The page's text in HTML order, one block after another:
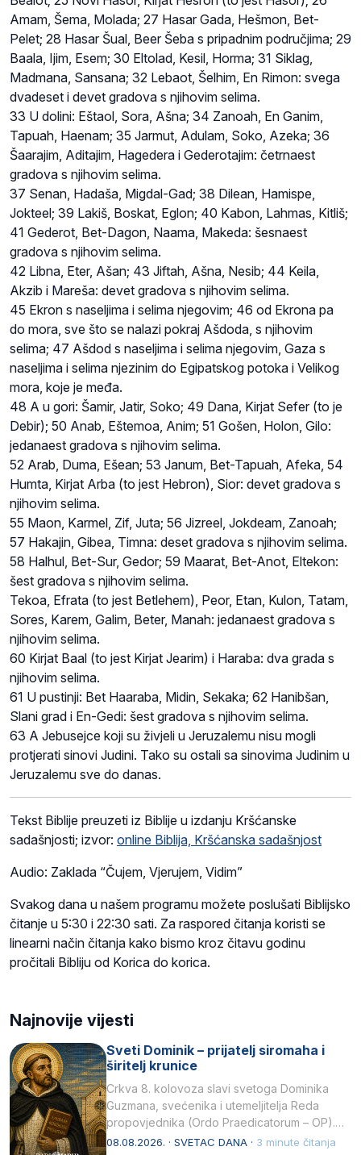
Amam, Šema, Molada; 27 Hasar Gada, Hešmon, Bet-
Pelet; 28 Hasar Šual, Beer Šeba s pripadnim područjima; 29
Baala, Ijim, Esem; 30 Eltolad, Kesil, Horma; 31 Siklag,
Madmana, Sansana; 32 Lebaot, Šelhim, En Rimon: svega
dvadeset i devet gradova s njihovim selima.
33 U dolini: Eštaol, Sora, Ašna; 34 Zanoah, En Ganim,
Tapuah, Haenam; 35 Jarmut, Adulam, Soko, Azeka; 36
Šaarajim, Aditajim, Hagedera i Gederotajim: četrnaest
gradova s njihovim selima.
37 Senan, Hadaša, Migdal-Gad; 38 Dilean, Hamispe,
Jokteel; 39 Lakiš, Boskat, Eglon; 40 Kabon, Lahmas, Kitliš;
41 Gederot, Bet-Dagon, Naama, Makeda: šesnaest
gradova s njihovim selima.
42 Libna, Eter, Ašan; 43 Jiftah, Ašna, Nesib; 44 Keila,
Akzib i Mareša: devet gradova s njihovim selima.
45 Ekron s naseljima i selima njegovim; 46 od Ekrona pa
do mora, sve što se nalazi pokraj Ašdoda, s njihovim
selima; 47 Ašdod s naseljima i selima njegovim, Gaza s
naseljima i selima njezinim do Egipatskog potoka i Velikog
mora, koje je međa.
48 A u gori: Šamir, Jatir, Soko; 49 Dana, Kirjat Sefer (to je
Debir); 50 Anab, Eštemoa, Anim; 51 Gošen, Holon, Gilo:
jedanaest gradova s njihovim selima.
52 Arab, Duma, Ešean; 53 Janum, Bet-Tapuah, Afeka, 54
Humta, Kirjat Arba (to jest Hebron), Sior: devet gradova s
njihovim selima.
55 Maon, Karmel, Zif, Juta; 56 Jizreel, Jokdeam, Zanoah;
57 Hakajin, Gibea, Timna: deset gradova s njihovim selima.
58 Halhul, Bet-Sur, Gedor; 59 Maarat, Bet-Anot, Eltekon:
šest gradova s njihovim selima.
Tekoa, Efrata (to jest Betlehem), Peor, Etan, Kulon, Tatam,
Sores, Karem, Galim, Beter, Manah: jedanaest gradova s
njihovim selima.
60 Kirjat Baal (to jest Kirjat Jearim) i Haraba: dva grada s
njihovim selima.
61 U pustinji: Bet Haaraba, Midin, Sekaka; 62 Hanibšan,
Slani grad i En-Gedi: šest gradova s njihovim selima.
63 A Jebusejce koji su živjeli u Jeruzalemu nisu mogli
protjerati sinovi Judini. Tako su ostali sa sinovima Judinim u
Jeruzalemu sve do danas.
Tekst Biblije preuzeti iz Biblije u izdanju Kršćanske
sadašnjosti; izvor: online Biblija, Kršćanska sadašnjost
Audio: Zaklada “Čujem, Vjerujem, Vidim”
Svakog dana u našem programu možete poslušati Biblijsko
čitanje u 5:30 i 22:30 sati. Za raspored čitanja koristi se
linearni način čitanja kako bismo kroz čitavu godinu
pročitali Bibliju od Korica do korica.
Najnovije vijesti
Sveti Dominik – prijatelj siromaha i
širitelj krunice
Crkva 8. kolovoza slavi svetoga Dominika
Guzmana, svećenika i utemeljitelja Reda
propovjednika (Ordo Praedicatorum – OP).
Svojim životom, dubokom ljubavlju prema
08.08.2026. · SVETAC DANA · 3 minute čitanja